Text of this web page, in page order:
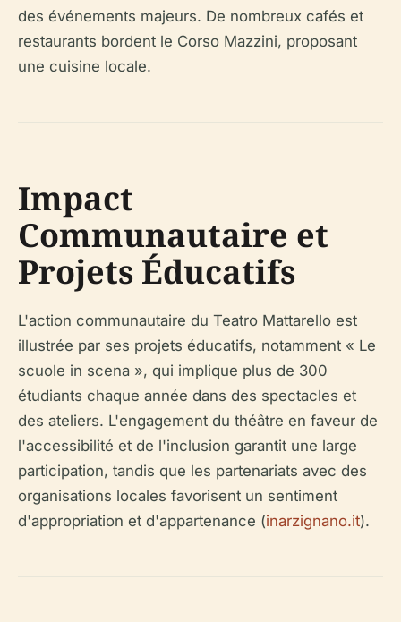
des événements majeurs. De nombreux cafés et
restaurants bordent le Corso Mazzini, proposant
une cuisine locale.
Impact
Communautaire et
Projets Éducatifs
L'action communautaire du Teatro Mattarello est
illustrée par ses projets éducatifs, notamment « Le
scuole in scena », qui implique plus de 300
étudiants chaque année dans des spectacles et
des ateliers. L'engagement du théâtre en faveur de
l'accessibilité et de l'inclusion garantit une large
participation, tandis que les partenariats avec des
organisations locales favorisent un sentiment
d'appropriation et d'appartenance (inarzignano.it).